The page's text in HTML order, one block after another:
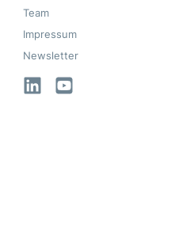
Team
Impressum
Newsletter
LinkedInYouTube